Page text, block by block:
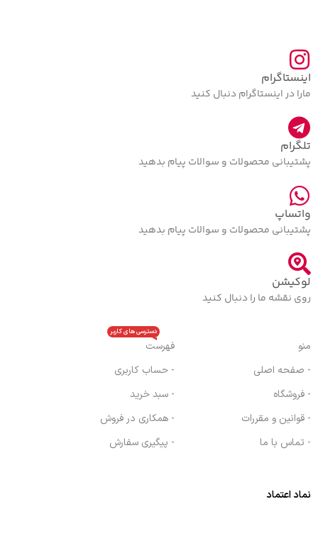
اینستاگرام
مارا در اینستاگرام دنبال کنید
تلگرام
پشتیبانی محصولات و سوالات پیام بدهید
واتساپ
پشتیبانی محصولات و سوالات پیام بدهید
لوکیشن
روی نقشه ما را دنبال کنید
منو
- صفحه اصلی
- فروشگاه
- قوانین و مقررات
- تماس با ما
فهرست
دسترسی های کاربر
- حساب کاربری
- سبد خرید
- همکاری در فروش
- پیگیری سفارش
نماد اعتماد